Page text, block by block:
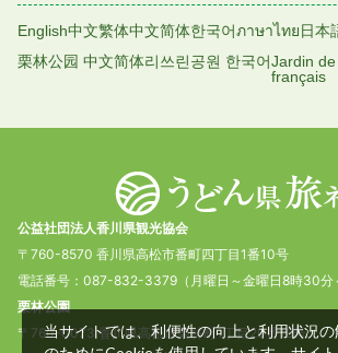
English中文繁体中文简体한국어ภาษาไทย日本
栗林公园 中文简体리쓰린공원 한국어Jardin
français
公益社団法人香川県観光協会
〒760-8570 香川県高松市番町四丁目1番10号
電話番号：087-832-3379（月曜日～金曜日8時30分
栗林公園
〒760-0073 香川県高松市栗林町1丁目20番16号
当サイトでは、利便性の向上と利用状況